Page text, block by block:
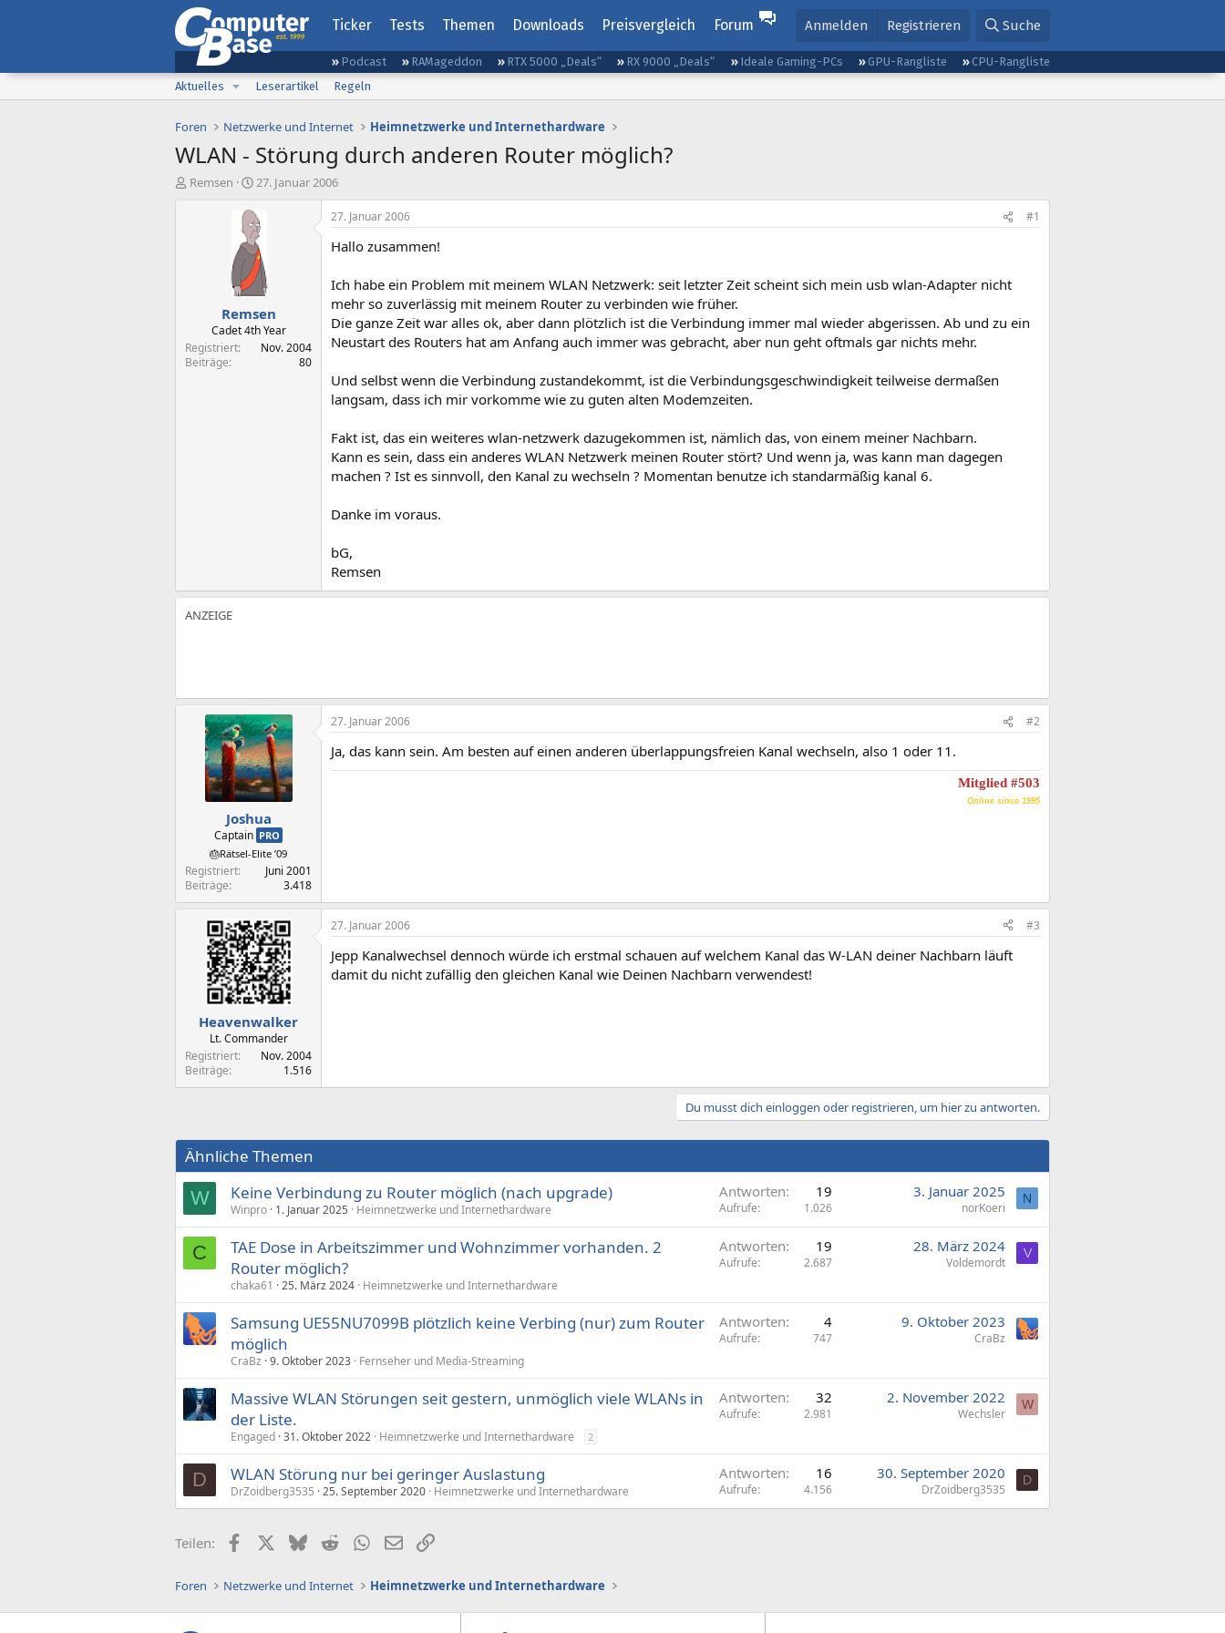
Ticker Tests Themen Downloads Preisvergleich Forum Anmelden Registrieren Suche
Podcast RAMageddon RTX 5000 „Deals“ RX 9000 „Deals“ Ideale Gaming-PCs GPU-Rangliste
CPU-Rangliste
Aktuelles
Leserartikel Regeln
Foren Netzwerke und Internet Heimnetzwerke und Internethardware
WLAN - Störung durch anderen Router möglich?
E
Remsen
E
s
t
e
l
l
t
a
m
27. Januar 2006
Remsen
Cadet 4th Year
Registriert
Nov. 2004
Beiträge
80
27. Januar 2006 #1
Hallo zusammen!
Ich habe ein Problem mit meinem WLAN Netzwerk: seit letzter Zeit scheint sich mein usb wlan-Adapter nicht
mehr so zuverlässig mit meinem Router zu verbinden wie früher.
Die ganze Zeit war alles ok, aber dann plötzlich ist die Verbindung immer mal wieder abgerissen. Ab und zu ein
Neustart des Routers hat am Anfang auch immer was gebracht, aber nun geht oftmals gar nichts mehr.
Und selbst wenn die Verbindung zustandekommt, ist die Verbindungsgeschwindigkeit teilweise dermaßen
langsam, dass ich mir vorkomme wie zu guten alten Modemzeiten.
Fakt ist, das ein weiteres wlan-netzwerk dazugekommen ist, nämlich das, von einem meiner Nachbarn.
Kann es sein, dass ein anderes WLAN Netzwerk meinen Router stört? Und wenn ja, was kann man dagegen
machen ? Ist es sinnvoll, den Kanal zu wechseln ? Momentan benutze ich standarmäßig kanal 6.
Danke im voraus.
bG,
Remsen
Joshua
Captain PRO
🎂Rätsel-Elite ’09
Registriert
Juni 2001
Beiträge
3.418
27. Januar 2006 #2
Ja, das kann sein. Am besten auf einen anderen überlappungsfreien Kanal wechseln, also 1 oder 11.
Mitglied #503
Online since 1995
Heavenwalker
Lt. Commander
Registriert
Nov. 2004
Beiträge
1.516
27. Januar 2006 #3
Jepp Kanalwechsel dennoch würde ich erstmal schauen auf welchem Kanal das W-LAN deiner Nachbarn läuft
damit du nicht zufällig den gleichen Kanal wie Deinen Nachbarn verwendest!
Du musst dich einloggen oder registrieren, um hier zu antworten.
Ähnliche Themen
W Keine Verbindung zu Router möglich (nach upgrade)
Winpro 1. Januar 2025 Heimnetzwerke und Internethardware
Antworten 19
Aufrufe 1.026
3. Januar 2025
norKoeri
N
C
TAE Dose in Arbeitszimmer und Wohnzimmer vorhanden. 2
Router möglich?
chaka61 25. März 2024 Heimnetzwerke und Internethardware
Antworten 19
Aufrufe 2.687
28. März 2024
Voldemordt
V
Samsung UE55NU7099B plötzlich keine Verbing (nur) zum Router
möglich
CraBz 9. Oktober 2023 Fernseher und Media-Streaming
Antworten 4
Aufrufe 747
9. Oktober 2023
CraBz
Massive WLAN Störungen seit gestern, unmöglich viele WLANs in
der Liste.
Engaged 31. Oktober 2022 Heimnetzwerke und Internethardware 2
Antworten 32
Aufrufe 2.981
2. November 2022
Wechsler
W
D WLAN Störung nur bei geringer Auslastung
DrZoidberg3535 25. September 2020 Heimnetzwerke und Internethardware
Antworten 16
Aufrufe 4.156
30. September 2020
DrZoidberg3535
D
Teilen: FacebookX (Twitter)
BlueskyRedditWhatsApp
E-MailLink
Foren Netzwerke und Internet Heimnetzwerke und Internethardware